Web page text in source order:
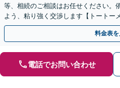
等、相続のご相談はお任せください。
よう、粘り強く交渉します【トートー
ブルにも対応】【バス停「天久」2分】
料金表を
電話でお問い合わせ